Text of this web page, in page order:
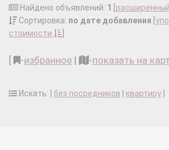
Найдено объявлений: 1
Сортировка: по дате добавления
стоимости
-избранное | -показать на
Искать: | без посредников квартиру